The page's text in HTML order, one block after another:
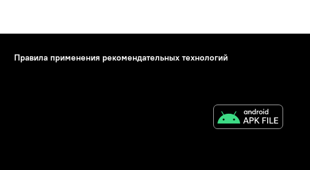
Правила применения рекомендательных технологий